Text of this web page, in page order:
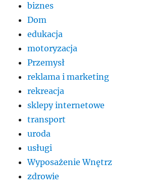
biznes
Dom
edukacja
motoryzacja
Przemysł
reklama i marketing
rekreacja
sklepy internetowe
transport
uroda
usługi
Wyposażenie Wnętrz
zdrowie